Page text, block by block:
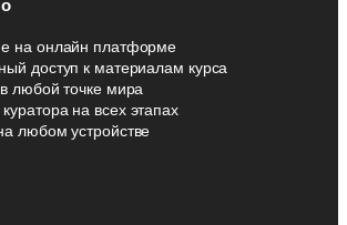
на онлайн платформе
доступ к материалам курса
любой точке мира
на всех этапах
любом устройстве